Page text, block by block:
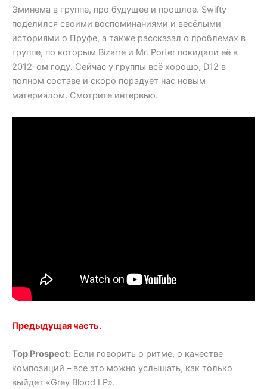
Эминема в группе, про будущее и прошлое. Swifty
поделился своими воспоминаниями и весёлыми
историями о Пруфе, а также рассказал о проблемах в
группе, по которым Bizarre и Mr. Porter покидали её в
2012-ом году. Сейчас у группы всё хорошо, D12 в
полном составе и скоро порадует нас новым
материалом. Смотрите интервью.
Предыдущая часть.
Top Prospect: Если говорить о ритме, о качестве
композиций – все это можно услышать, как только
выйдет «Grey Blood LP».